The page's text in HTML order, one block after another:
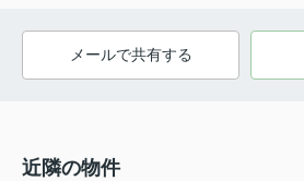
メールで共有する
近隣の物件